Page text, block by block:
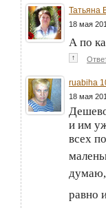
Татьяна
18 мая
А по
↑
ruabiha
18 мая
и им
всех
равно